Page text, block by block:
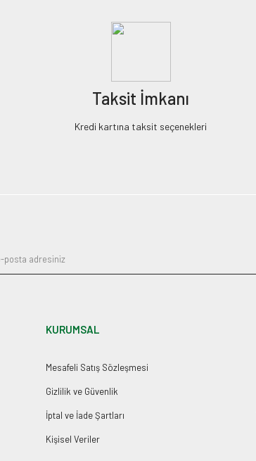
Taksit İmkanı
Kredi kartına taksit seçenekleri
KURUMSAL
Mesafeli Satış Sözleşmesi
Gizlilik ve Güvenlik
İptal ve İade Şartları
Kişisel Veriler